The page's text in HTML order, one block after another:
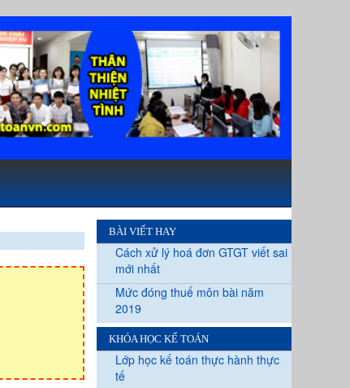
BÀI VIẾT HAY
Cách xử lý hoá đơn GTGT viết sai
mới nhất
Mức đóng thuế môn bài năm
2019
KHÓA HỌC KẾ TOÁN
Lớp học kế toán thực hành thực
tế